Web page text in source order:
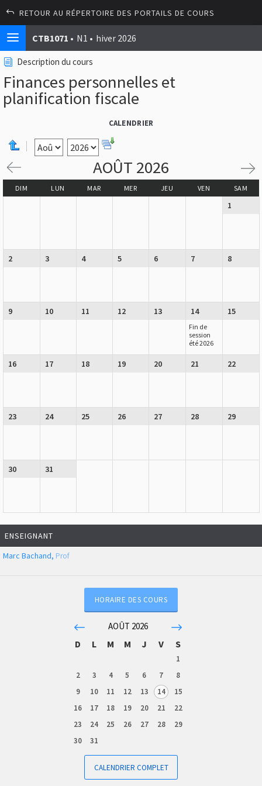
RETOUR AU RÉPERTOIRE DES PORTAILS DE COURS
CTB1071 N1 hiver 2026
Description du cours
Finances personnelles et
planification fiscale
CALENDRIER
AOÛT 2026
DIM LUN MAR MER JEU VEN SAM
1
2 3 4 5 6 7 8
9 10 11 12 13 14
Fin de
session
été 2026
15
16 17 18 19 20 21 22
23 24 25 26 27 28 29
30 31
ENSEIGNANT
Marc Bachand, Prof
HORAIRE DES COURS
AOÛT 2026
D L M M J V S
1
2
3 4 5 6 7
8
9
10 11 12 13 14
15
16
17 18 19 20 21
22
23
24 25 26 27 28
29
30
31
CALENDRIER COMPLET